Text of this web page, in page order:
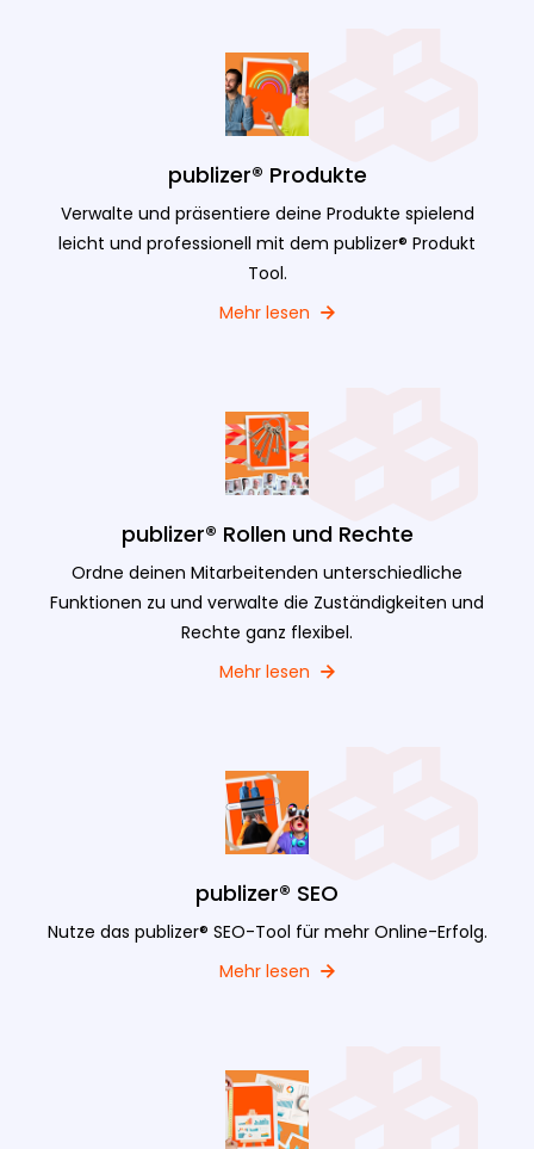
publizer® Produkte
Verwalte und präsentiere deine Produkte spielend
leicht und professionell mit dem publizer® Produkt
Tool.
Mehr lesen
publizer® Rollen und Rechte
Ordne deinen Mitarbeitenden unterschiedliche
Funktionen zu und verwalte die Zuständigkeiten und
Rechte ganz flexibel.
Mehr lesen
publizer® SEO
Nutze das publizer® SEO-Tool für mehr Online-Erfolg.
Mehr lesen